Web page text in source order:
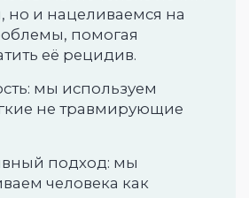
персональных данных
но и нацеливаемся на
помогая
её рецидив.
мы используем
не травмирующие
подход: мы
человека как